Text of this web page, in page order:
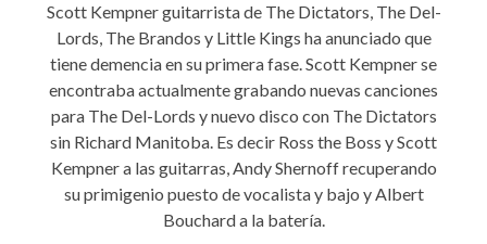
Scott Kempner guitarrista de The Dictators, The Del-
Lords, The Brandos y Little Kings ha anunciado que
tiene demencia en su primera fase. Scott Kempner se
encontraba actualmente grabando nuevas canciones
para The Del-Lords y nuevo disco con The Dictators
sin Richard Manitoba. Es decir Ross the Boss y Scott
Kempner a las guitarras, Andy Shernoff recuperando
su primigenio puesto de vocalista y bajo y Albert
Bouchard a la batería.